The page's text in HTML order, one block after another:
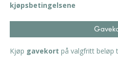
kjøpsbetingelsene
Kjøp gavekort på valgfritt beløp